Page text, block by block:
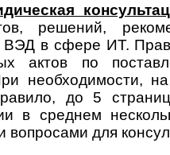
реше­ний,
ВЭД в сфере ИТ.
актов по
необходимости,
до 5
в среднем
вопросами для